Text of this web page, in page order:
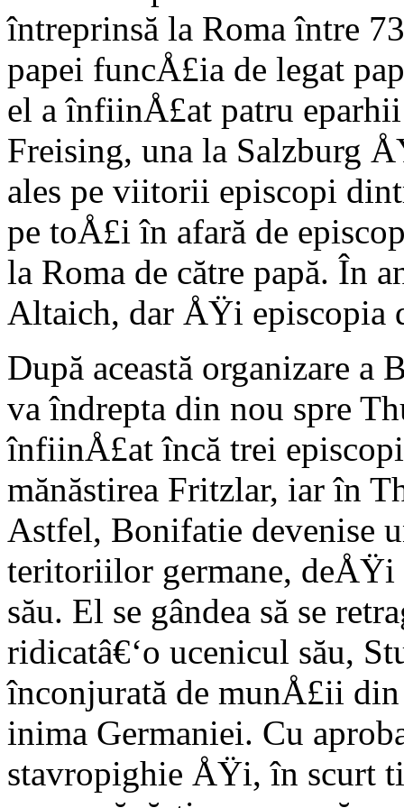
întreprinsă la Roma între
papei funcÅ£ia de legat
el a înfiinÅ£at patru
Freising, una la Salzburg
ales pe viitorii episcopi
pe toÅ£i în afară de
la Roma de către papă. În
Altaich, dar ÅŸi episcopia
După această organizare
va îndrepta din nou spre
înfiinÅ£at încă trei
mănăstirea Fritzlar, iar în
Astfel, Bonifatie devenise
teritoriilor germane, deÅŸi
său. El se gândea să se
ridicatâ€‘o ucenicul său,
înconjurată de munÅ£ii
inima Germaniei. Cu
stavropighie ÅŸi, în scurt